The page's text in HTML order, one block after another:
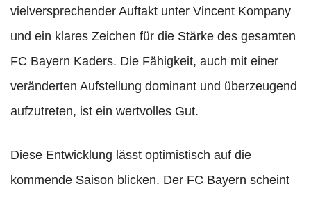
vielversprechender Auftakt unter Vincent Kompany
und ein klares Zeichen für die Stärke des gesamten
FC Bayern Kaders. Die Fähigkeit, auch mit einer
veränderten Aufstellung dominant und überzeugend
aufzutreten, ist ein wertvolles Gut.
Diese Entwicklung lässt optimistisch auf die
kommende Saison blicken. Der FC Bayern scheint